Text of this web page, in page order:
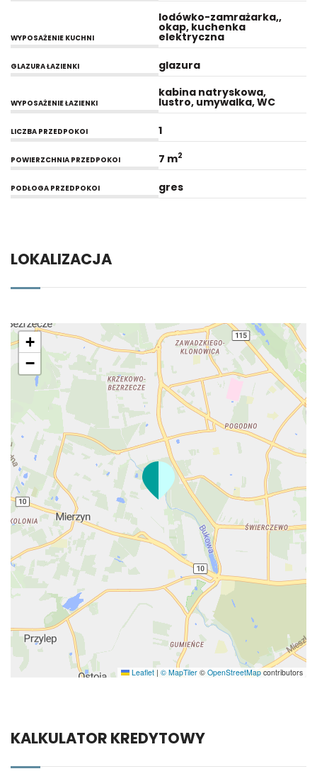
WYPOSAŻENIE KUCHNI
lodówko-zamrażarka,,
okap, kuchenka
elektryczna
GLAZURA ŁAZIENKI glazura
WYPOSAŻENIE ŁAZIENKI
kabina natryskowa,
lustro, umywalka, WC
LICZBA PRZEDPOKOI 1
POWIERZCHNIA PRZEDPOKOI 7 m2
PODŁOGA PRZEDPOKOI gres
LOKALIZACJA
+
−
Leaflet | © MapTiler © OpenStreetMap contributors
KALKULATOR KREDYTOWY